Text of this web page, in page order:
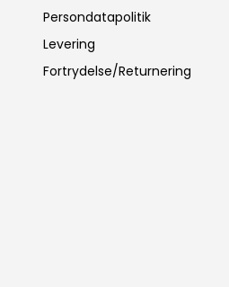
Persondatapolitik
Levering
Fortrydelse/Returnering